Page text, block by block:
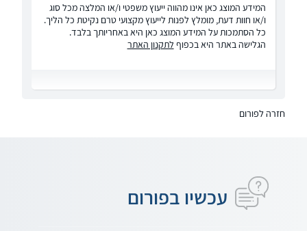
המידע המוצג כאן אינו מהווה ייעוץ משפטי ו/או המלצה מכל סוג
ו/או חוות דעת, מומלץ לפנות לייעוץ מקצועי טרם נקיטת כל הליך.
כל הסתמכות על המידע המוצג כאן היא באחריותך בלבד.
הגלישה באתר היא בכפוף לתקנון האתר
חזרה לפורום
עכשיו בפורום